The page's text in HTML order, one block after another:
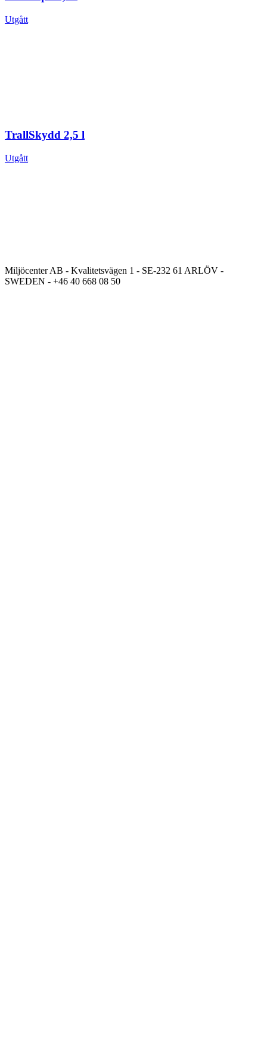
Utgått
TrallSkydd 2,5 l
Utgått
Miljöcenter AB - Kvalitetsvägen 1 - SE-232 61 ARLÖV -
SWEDEN - +46 40 668 08 50